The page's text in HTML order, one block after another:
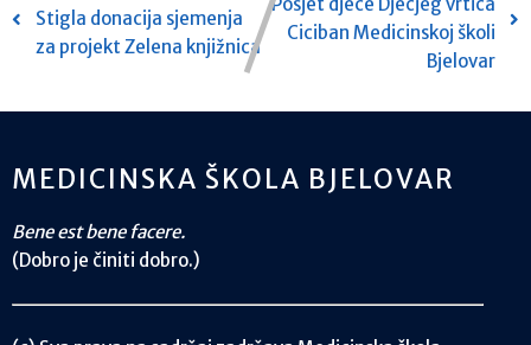
Stigla donacija sjemenja
za projekt Zelena knjižnica
Posjet djece Dječjeg vrtića
Ciciban Medicinskoj školi
Bjelovar
MEDICINSKA ŠKOLA BJELOVAR
Bene est bene facere.
(Dobro je činiti dobro.)